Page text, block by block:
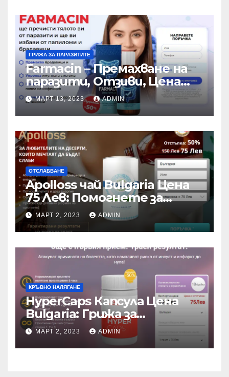
ГРИЖА ЗА ПАРАЗИТИТЕ
Farmacin – Премахване на
паразити, Отзиви, Цена
(Bulgaria)
МАРТ 13, 2023 ADMIN
ОТСЛАБВАНЕ
Apolloss чай Bulgaria Цена
75 Лев: Помогнете за
отслабване!
МАРТ 2, 2023 ADMIN
КРЪВНО НАЛЯГАНЕ
HyperCaps Капсула Цена
Bulgaria: Грижа за
кръвното налягане!
МАРТ 2, 2023 ADMIN